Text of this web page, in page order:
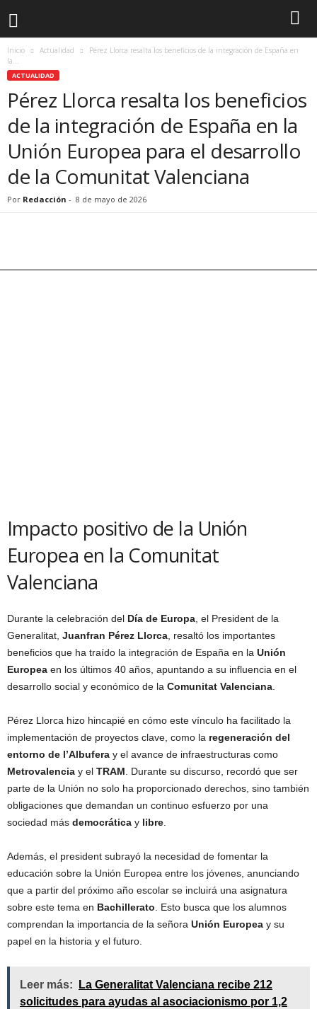
Inicio Actualidad
Pérez Llorca resalta los beneficios de la integración de España en
la...
ACTUALIDAD
Pérez Llorca resalta los beneficios
de la integración de España en la
Unión Europea para el desarrollo
de la Comunitat Valenciana
Por Redacción - 8 de mayo de 2026
Impacto positivo de la Unión
Europea en la Comunitat
Valenciana
Durante la celebración del Día de Europa, el President de la
Generalitat, Juanfran Pérez Llorca, resaltó los importantes
beneficios que ha traído la integración de España en la Unión
Europea en los últimos 40 años, apuntando a su influencia en el
desarrollo social y económico de la Comunitat Valenciana.
Pérez Llorca hizo hincapié en cómo este vínculo ha facilitado la
implementación de proyectos clave, como la regeneración del
entorno de l’Albufera y el avance de infraestructuras como
Metrovalencia y el TRAM. Durante su discurso, recordó que ser
parte de la Unión no solo ha proporcionado derechos, sino también
obligaciones que demandan un continuo esfuerzo por una
sociedad más democrática y libre.
Además, el president subrayó la necesidad de fomentar la
educación sobre la Unión Europea entre los jóvenes, anunciando
que a partir del próximo año escolar se incluirá una asignatura
sobre este tema en Bachillerato. Esto busca que los alumnos
comprendan la importancia de la señora Unión Europea y su
papel en la historia y el futuro.
Leer más:
La Generalitat Valenciana recibe 212
solicitudes para ayudas al asociacionismo por 1,2